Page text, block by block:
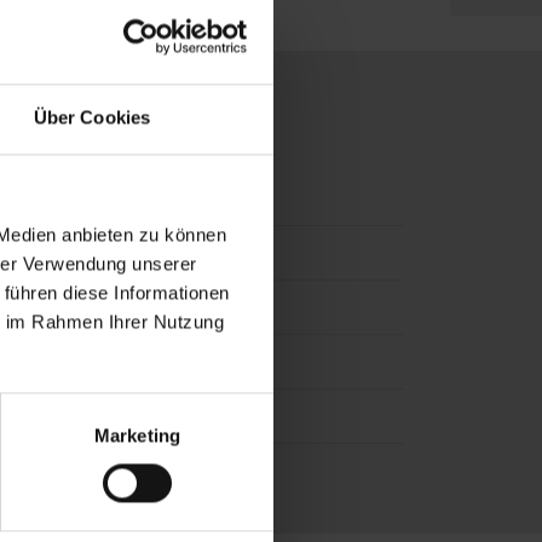
Über Cookies
anbieten zu können
Verwendung unserer
diese Informationen
Rahmen Ihrer Nutzung
Marketing